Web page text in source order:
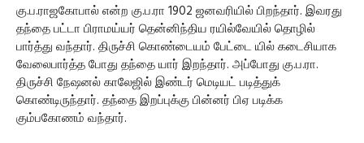
கு.ப.ராஜகோபால் என்ற கு.ப.ரா 1902 ஜனவரியில் பிறந்தார். இவரது
தந்தை பட்டா பிராமய்யர் தென்னிந்திய ரயில்வேயில் தொழில்
பார்த்து வந்தார். திருச்சி கொண்டையம் பேட்டை யில் கடைசியாக
வேலைபார்த்த போது தந்தை யார் இறந்தார். அப்போது கு.ப.ரா.
திருச்சி நேஷனல் காலேஜில் இண்டர் மெடியட் படித்துக்
கொண்டிருந்தார். தந்தை இறப்புக்கு பின்னர் பிஏ படிக்க
கும்பகோணம் வந்தார்.